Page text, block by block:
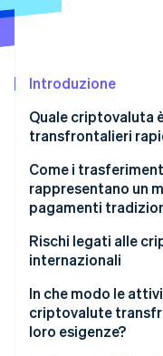
Costituzione di
Climate
Rimozione del
Verifica online
Scopri come
Guarda ora
Introduzione
Quale criptovaluta
transfrontalieri
Come i
rappresentano un
pagamenti
Trasferimento
Nessuna
cambio valuta (FX)
Rischi legati alle
internazionali
Normative non
La liquidità non è
In che modo le
criptovalute
loro esigenze?